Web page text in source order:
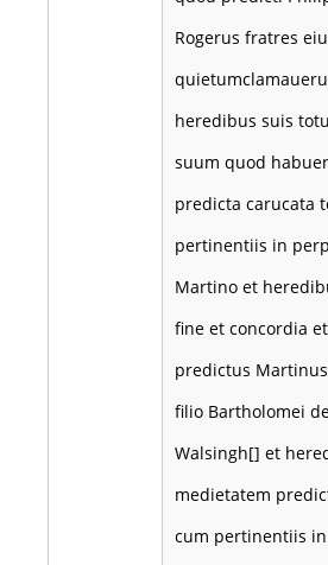
Rogerus fratres
heredibus suis
suum quod
predicta carucata
pertinentiis in
Martino et
fine et concordia
predictus
filio Bartholomei
Walsingh[] et
medietatem
cum pertinentiis